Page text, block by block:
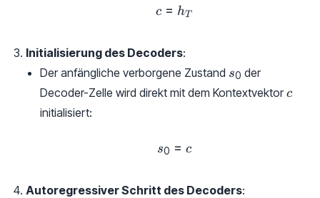
c = h_T
c = hT
Initialisierung des Decoders:
Der anfängliche verborgene Zustand s_0
s0 der
Decoder-Zelle wird direkt mit dem Kontextvektorc
c
initialisiert:
s_0 = c
s0 = c
Autoregressiver Schritt des Decoders: